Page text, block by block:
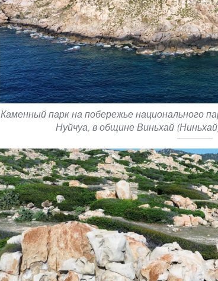
Каменный парк на побережье национального
Нуйчуа, в общине Виньхай